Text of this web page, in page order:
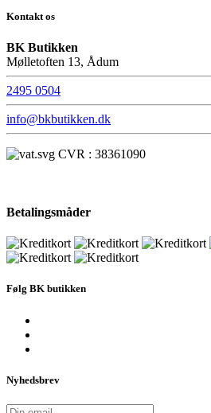
Kontakt os
BK Butikken
Mølletoften 13, Ådum
2495 0504
info@bkbutikken.dk
CVR : 38361090
Betalingsmåder
Følg BK butikken
Nyhedsbrev